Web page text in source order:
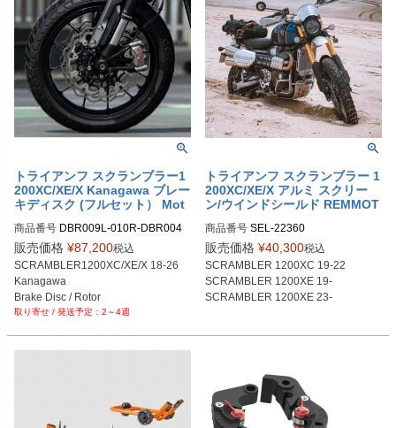
トライアンフ スクランブラー1
200XC/XE/X Kanagawa ブレー
キディスク (フルセット） Mot
商品番号 DBR009L-010R-DBR004
M品番：DBR009L+DBR010R+DBR
004
販売価格 ¥87,200税込
SCRAMBLER1200XC/XE/X 18-26
Kanagawa
Brake Disc / Rotor
Full Set
2～4週
トライアンフ スクランブラー 1
200XC/XE/X アルミ スクリー
ン/ウインドシールド REMMOT
商品番号 SEL-22360
販売価格 ¥40,300税込
SCRAMBLER 1200XC 19-22
SCRAMBLER 1200XE 19-
SCRAMBLER 1200XE 23-